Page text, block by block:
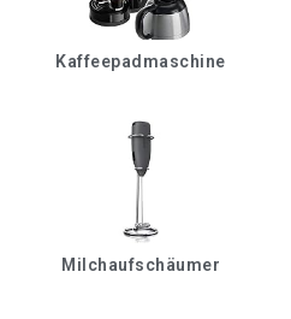
Kaffeepadmaschine
Milchaufschäumer